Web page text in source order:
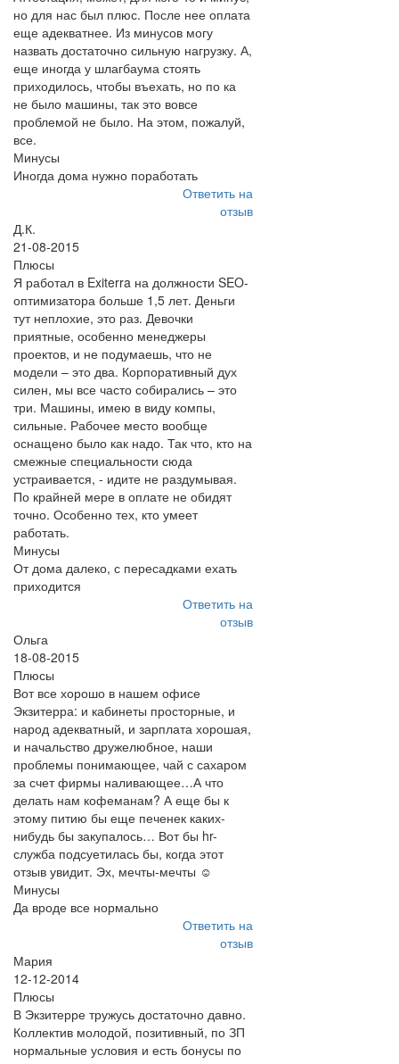
но для нас был плюс. После нее оплата
еще адекватнее. Из минусов могу
назвать достаточно сильную нагрузку. А,
еще иногда у шлагбаума стоять
приходилось, чтобы въехать, но по ка
не было машины, так это вовсе
проблемой не было. На этом, пожалуй,
все.
Минусы
Иногда дома нужно поработать
Ответить на
отзыв
Д.К.
21-08-2015
Плюсы
Я работал в Exiterra на должности SEO-
оптимизатора больше 1,5 лет. Деньги
тут неплохие, это раз. Девочки
приятные, особенно менеджеры
проектов, и не подумаешь, что не
модели – это два. Корпоративный дух
силен, мы все часто собирались – это
три. Машины, имею в виду компы,
сильные. Рабочее место вообще
оснащено было как надо. Так что, кто на
смежные специальности сюда
устраивается, - идите не раздумывая.
По крайней мере в оплате не обидят
точно. Особенно тех, кто умеет
работать.
Минусы
От дома далеко, с пересадками ехать
приходится
Ответить на
отзыв
Ольга
18-08-2015
Плюсы
Вот все хорошо в нашем офисе
Экзитерра: и кабинеты просторные, и
народ адекватный, и зарплата хорошая,
и начальство дружелюбное, наши
проблемы понимающее, чай с сахаром
за счет фирмы наливающее…А что
делать нам кофеманам? А еще бы к
этому питию бы еще печенек каких-
нибудь бы закупалось… Вот бы hr-
служба подсуетилась бы, когда этот
отзыв увидит. Эх, мечты-мечты ☺
Минусы
Да вроде все нормально
Ответить на
отзыв
Мария
12-12-2014
Плюсы
В Экзитерре тружусь достаточно давно.
Коллектив молодой, позитивный, по ЗП
нормальные условия и есть бонусы по